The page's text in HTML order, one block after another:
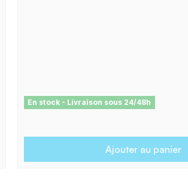
En stock - Livraison sous 24/48h
Ajouter au panier